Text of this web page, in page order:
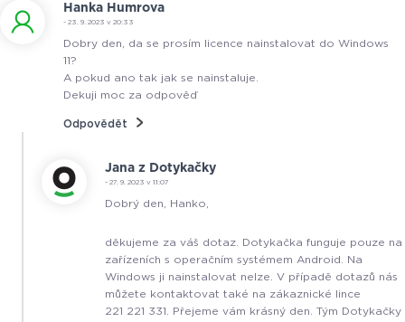
Hanka Humrova
- 23. 9. 2023 v 20:33
Dobry den, da se prosím licence nainstalovat do Windows
11?
A pokud ano tak jak se nainstaluje.
Dekuji moc za odpověď
Odpovědět
Jana z Dotykačky
- 27. 9. 2023 v 11:07
Dobrý den, Hanko,
děkujeme za váš dotaz. Dotykačka funguje pouze na
zařízeních s operačním systémem Android. Na
Windows ji nainstalovat nelze. V případě dotazů nás
můžete kontaktovat také na zákaznické lince
221 221 331. Přejeme vám krásný den. Tým Dotykačky